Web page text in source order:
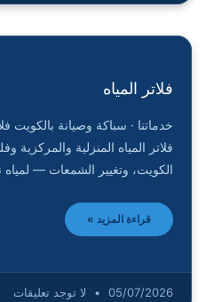
فلاتر المياه
خدماتنا · سباكة وصيانة بالكويت
فلاتر المياه المنزلية والمركزية
الكويت، وتغيير الشمعات — لمياه
قراءة المزيد »
05/07/2026 لا توجد تعليقات